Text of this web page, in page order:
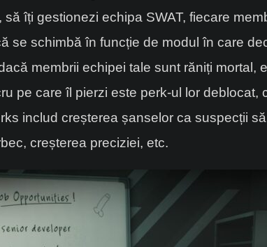
îți gestionezi echipa SWAT, fiecare
se schimbă în funcție de modul în care
membrii echipei tale sunt răniți mortal,
pe care îl pierzi este perk-ul lor
includ creșterea șanselor ca suspecții
creșterea preciziei, etc.